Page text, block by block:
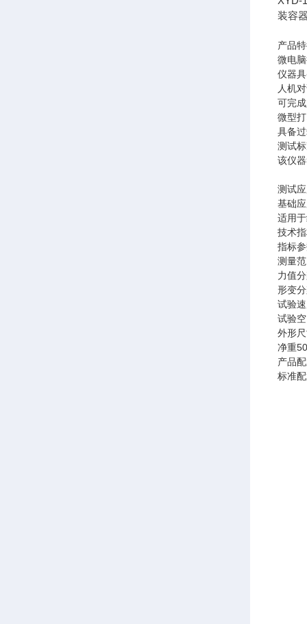
装容
产品
微电
仪器
人机
可完
微型
具备
测试
该仪
测试
基础
适用
技术
指标
测量
力值
形变
试验
试验
外形
净重
产品
标准